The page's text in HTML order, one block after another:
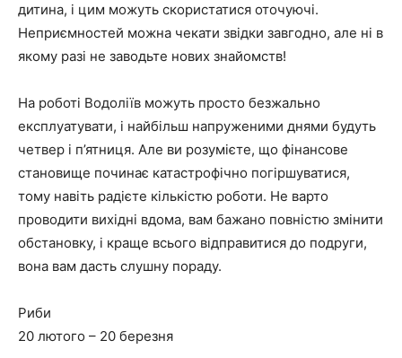
дитина, і цим можуть скористатися оточуючі.
Неприємностей можна чекати звідки завгодно, але ні в
якому разі не заводьте нових знайомств!
На роботі Водоліїв можуть просто безжально
експлуатувати, і найбільш напруженими днями будуть
четвер і п’ятниця. Але ви розумієте, що фінансове
становище починає катастрофічно погіршуватися,
тому навіть радієте кількістю роботи. Не варто
проводити вихідні вдома, вам бажано повністю змінити
обстановку, і краще всього відправитися до подруги,
вона вам дасть слушну пораду.
Риби
20 лютого – 20 березня